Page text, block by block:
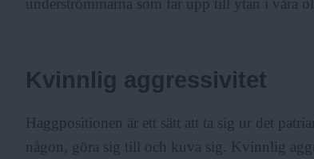
underströmmarna som far upp till ytan i våra
Kvinnlig aggressivitet
Haggpositionen är ett sätt att ta sig ur det
någon, göra sig till och kuva sig. Kvinnlig